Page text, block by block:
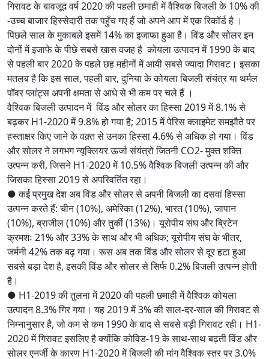
गिरावट के बावजूद वर्ष 2020 की पहली छमाही में वैश्विक बिजली के 10% की
-उच्च बाजार हिस्सेदारी तक पहुँच गए हैं जो अपने आप में एक रिकॉर्ड है ।
पिछले साल के मुकाबले इसमें 14% का इजाफा हुआ है। विंड और सोलर इन
दोनों में इजाफे के पीछे सबसे खास वजह है कोयला उत्पादन में 1990 के बाद
से पहली बार 2020 के पहले छह महीनों में आयी सबसे ज्यादा गिरावट। इसका
मतलब है कि इस साल, पहली बार, दुनिया के कोयला बिजली संयंत्र या थर्मल
पॉवर प्लांट्स अपनी क्षमता से आधे से भी कम पर चले हैं ।
वैश्विक बिजली उत्पादन में विंड और सोलर का हिस्सा 2019 में 8.1% से
बढ़कर H1-2020 में 9.8% हो गया है; 2015 में पेरिस क्लाइमेट समझौते पर
हस्ताक्षर किए जाने के वक़्त से उनका हिस्सा 4.6% से अधिक हो गया। विंड
और सोलर ने लगभग न्यूक्लियर ऊर्जा संयंत्रो जितनी CO2- मुक्त शक्ति
उत्पन्न करी, जिसने H1-2020 में 10.5% वैश्विक बिजली उत्पन्न की और
जिसका हिस्सा 2019 से अपरिवर्तित रहा।
● कई प्रमुख देश अब विंड और सोलर से अपनी बिजली का दसवां हिस्सा
उत्पन्न करते हैं: चीन (10%), अमेरिका (12%), भारत (10%), जापान
(10%), ब्राजील (10%) और तुर्की (13%)। यूरोपीय संघ और ब्रिटेन
क्रमशः 21% और 33% के साथ और भी अधिक; यूरोपीय संघ के भीतर,
जर्मनी 42% तक बढ़ गया। रूस अब तक विंड और सोलर से दूर हटा हुआ
सबसे बड़ा देश है, इसकी विंड और सोलर से सिर्फ 0.2% बिजली उत्पन्न होती
है।
● H1-2019 की तुलना में 2020 की पहली छमाही में वैश्विक कोयला
उत्पादन 8.3% गिर गया। यह 2019 में 3% की साल-दर-साल की गिरावट से
निम्नानुसार है, जो कम से कम 1990 के बाद से सबसे बड़ी गिरावट रही। H1-
2020 में गिरावट इसलिए है क्योंकि कोविड-19 के साथ-साथ बढ़ती विंड और
सोलर एनर्जी के कारण H1-2020 में बिजली की मांग वैश्विक स्तर पर 3.0%